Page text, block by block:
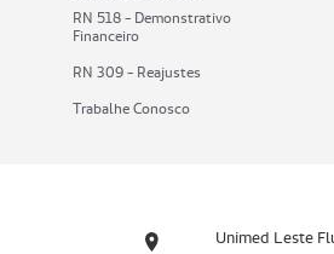
RN 518 - Demonstrativo
Financeiro
RN 309 - Reajustes
Trabalhe Conosco
Unimed Leste